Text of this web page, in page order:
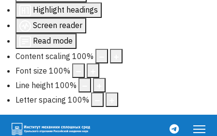
Highlight headings
Screen reader
Read mode
Content scaling 100%
Font size 100%
Line height 100%
Letter spacing 100%